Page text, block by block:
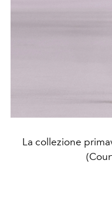
La collezione